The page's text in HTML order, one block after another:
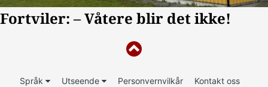
Språk Utseende Personvernvilkår
Kontakt oss